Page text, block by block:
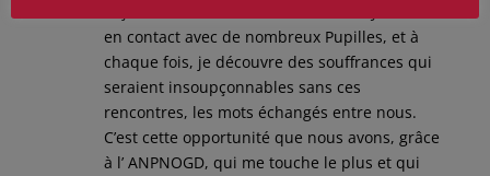
en contact avec de nombreux Pupilles, et à
chaque fois, je découvre des souffrances qui
seraient insoupçonnables sans ces
rencontres, les mots échangés entre nous.
C’est cette opportunité que nous avons, grâce
à l’ ANPNOGD, qui me touche le plus et qui